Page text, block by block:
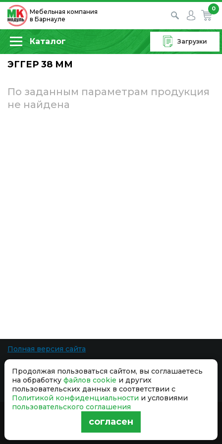
Мебельная компания
в Барнауле
0
Каталог Загрузки
ЭГГЕР 38 ММ
По заданным параметрам продукция
не найдена
Полная версия сайта
обязательна.
Разработка сайта -
и принимаете условия
Продолжая пользоваться сайтом, вы соглашаетесь
на обработку файлов cookie и других
пользовательских данных в соответствии с
Политикой конфиденциальности и условиями
пользовательского соглашения
согласен